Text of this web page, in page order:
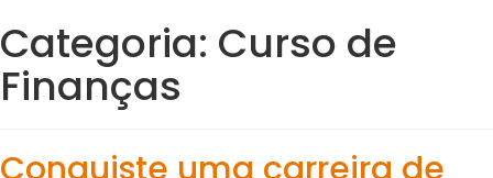
Finanças & Edu. Continuada
Por atuação
Categoria: Curso de
Finanças